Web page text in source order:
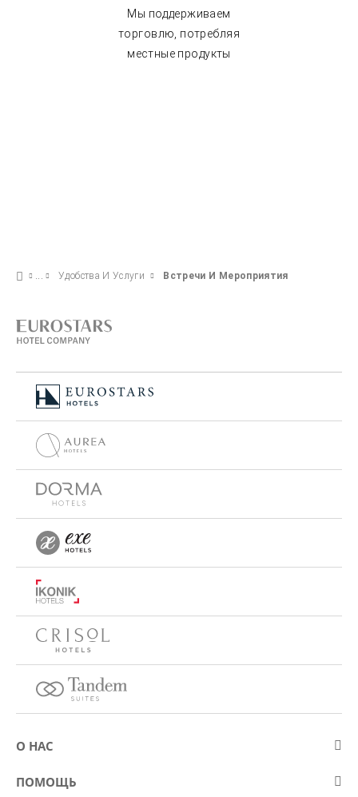
Мы поддерживаем
торговлю, потребляя
местные продукты
Удобства И Услуги Встречи И Мероприятия
О НАС
О компании Eurostars Hotel Company
ПОМОЩЬ